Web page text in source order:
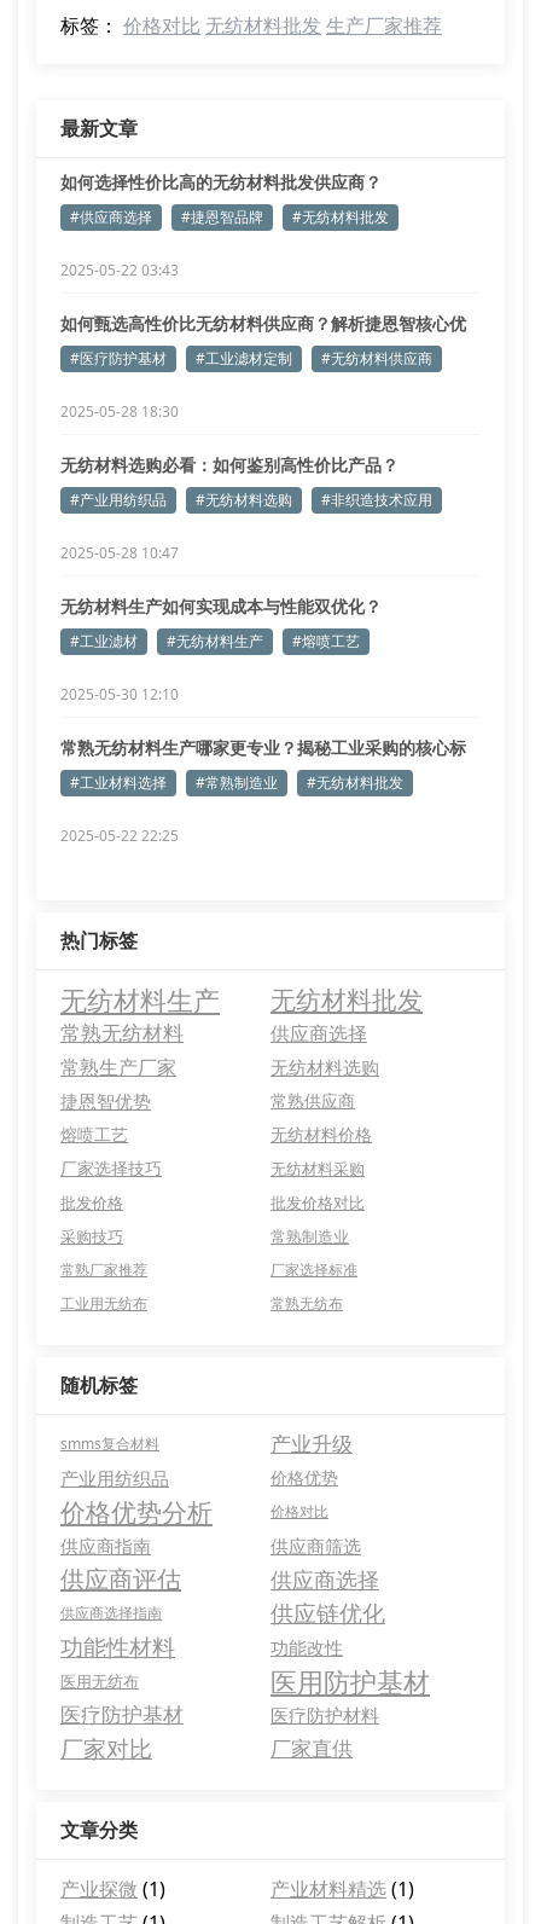
标签： 价格对比 无纺材料批发 生产厂家推荐
最新文章
如何选择性价比高的无纺材料批发供应商？
#供应商选择 #捷恩智品牌 #无纺材料批发
2025-05-22 03:43
如何甄选高性价比无纺材料供应商？解析捷恩智核心优
势#医疗防护基材 #工业滤材定制 #无纺材料供应商
2025-05-28 18:30
无纺材料选购必看：如何鉴别高性价比产品？
#产业用纺织品 #无纺材料选购 #非织造技术应用
2025-05-28 10:47
无纺材料生产如何实现成本与性能双优化？
#工业滤材 #无纺材料生产 #熔喷工艺
2025-05-30 12:10
常熟无纺材料生产哪家更专业？揭秘工业采购的核心标
准#工业材料选择 #常熟制造业 #无纺材料批发
2025-05-22 22:25
热门标签
无纺材料生产 无纺材料批发
常熟无纺材料
供应商选择
常熟生产厂家
无纺材料选购
捷恩智优势
常熟供应商
熔喷工艺
无纺材料价格
厂家选择技巧
无纺材料采购
批发价格
批发价格对比
采购技巧
常熟制造业
常熟厂家推荐
厂家选择标准
工业用无纺布
常熟无纺布
随机标签
smms复合材料 产业升级
产业用纺织品 价格优势
价格优势分析 价格对比
供应商指南 供应商筛选
供应商评估 供应商选择
供应商选择指南
供应链优化
功能性材料
功能改性
医用无纺布 医用防护基材
医疗防护基材 医疗防护材料
厂家对比 厂家直供
文章分类
产业探微 (1) 产业材料精选(1)